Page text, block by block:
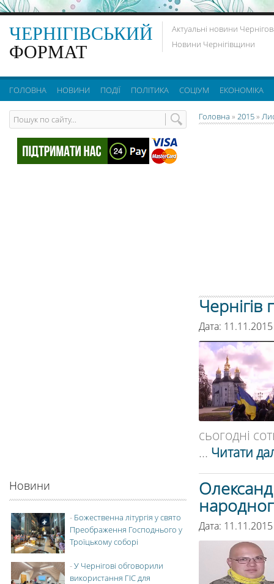
ЧЕРНІГІВСЬКИЙ
ФОРМАТ
Актуальні новини
Новини Чернігівщини
ГОЛОВНА НОВИНИ ПОДІЇ ПОЛІТИКА СОЦІУМ ЕКОНОМІКА
Головна » 2015»
Дата:
сьогодні
... Читати
Дата:
Новини
- Божественна літургія у свято
Преображення Господнього у
Троїцькому соборі
-У Чернігові обговорили
використання ГІС для